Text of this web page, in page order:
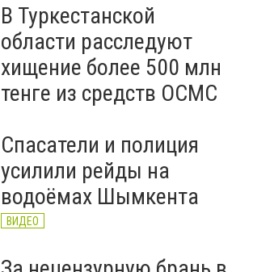
регионов на форуме
цифровых инициатив
КУРУЛТАЙ 2026
В Туркестанской
области расследуют
хищение более 500 млн
тенге из средств ОСМС
Спасатели и полиция
усилили рейды на
водоёмах Шымкента
ВИДЕО